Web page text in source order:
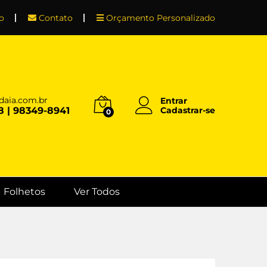
Contato Orçamento Personalizado
| 98349-8941 0
Entrar
Cadastrar-se
Folhetos Ver Todos